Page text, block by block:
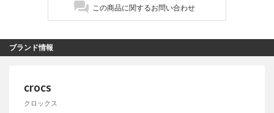
この商品に関するお問い合わせ
ブランド情報
crocs
クロックス